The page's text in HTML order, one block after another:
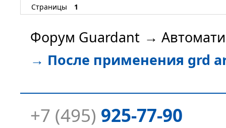
Страницы 1
Форум Guardant →
→ После применения grd
+7 (495) 925-77-90